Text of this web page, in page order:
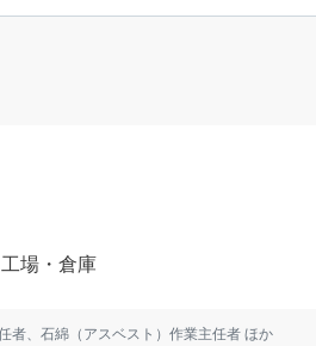
場・倉庫
者、石綿（アスベスト）作業主任者 ほか